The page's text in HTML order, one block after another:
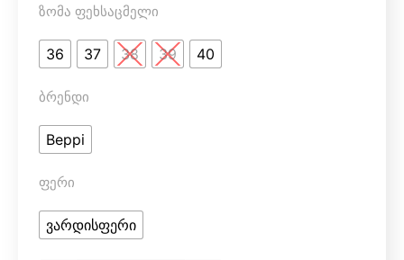
ზომა ფეხსაცმელი
36 37 38 39 40
ბრენდი
Beppi
ფერი
ვარდისფერი